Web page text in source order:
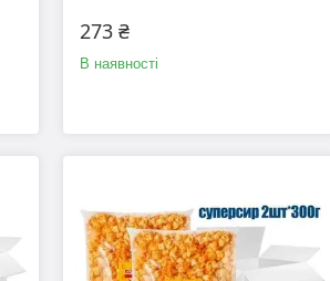
273 ₴
В наявності